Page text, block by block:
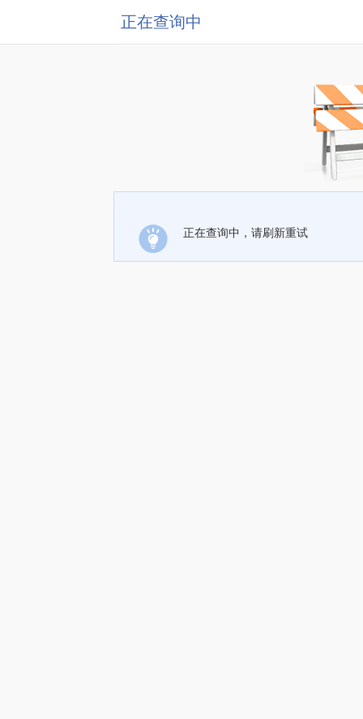
正在查询中
正在查询中，请刷新重试